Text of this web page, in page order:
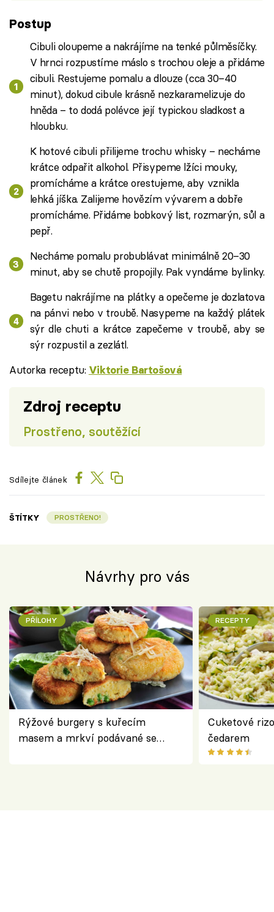
Postup
Cibuli oloupeme a nakrájíme na tenké půlměsíčky.
V hrnci rozpustíme máslo s trochou oleje a přidáme
cibuli. Restujeme pomalu a dlouze (cca 30–40
minut), dokud cibule krásně nezkaramelizuje do
hněda – to dodá polévce její typickou sladkost a
hloubku.
K hotové cibuli přilijeme trochu whisky – necháme
krátce odpařit alkohol. Přisypeme lžíci mouky,
promícháme a krátce orestujeme, aby vznikla
lehká jíška. Zalijeme hovězím vývarem a dobře
promícháme. Přidáme bobkový list, rozmarýn, sůl a
pepř.
Necháme pomalu probublávat minimálně 20–30
minut, aby se chutě propojily. Pak vyndáme bylinky.
Bagetu nakrájíme na plátky a opečeme je dozlatova
na pánvi nebo v troubě. Nasypeme na každý plátek
sýr dle chuti a krátce zapečeme v troubě, aby se
sýr rozpustil a zezlátl.
Autorka receptu: Viktorie Bartošová
Zdroj receptu
Prostřeno, soutěžící
Sdílejte článek
ŠTÍTKY PROSTŘENO!
Návrhy pro vás
PŘÍLOHY
Rýžové burgery s kuřecím
masem a mrkví podávané se
RECEPTY
Cuketové
čedarem